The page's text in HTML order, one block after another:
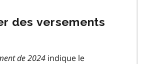
des versements
de 2024 indique le